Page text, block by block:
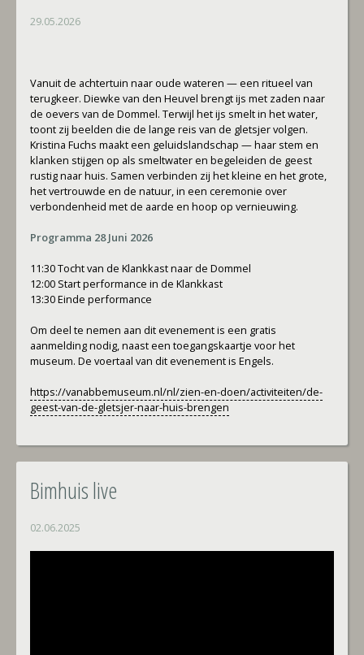
29.05.2026
Vanuit de achtertuin naar oude wateren — een ritueel van
terugkeer. Diewke van den Heuvel brengt ijs met zaden naar
de oevers van de Dommel. Terwijl het ijs smelt in het water,
toont zij beelden die de lange reis van de gletsjer volgen.
Kristina Fuchs maakt een geluidslandschap — haar stem en
klanken stijgen op als smeltwater en begeleiden de geest
rustig naar huis. Samen verbinden zij het kleine en het grote,
het vertrouwde en de natuur, in een ceremonie over
verbondenheid met de aarde en hoop op vernieuwing.
Programma 28 Juni 2026
11:30 Tocht van de Klankkast naar de Dommel
12:00 Start performance in de Klankkast
13:30 Einde performance
Om deel te nemen aan dit evenement is een gratis
aanmelding nodig, naast een toegangskaartje voor het
museum. De voertaal van dit evenement is Engels.
https://vanabbemuseum.nl/nl/zien-en-doen/activiteiten/de-
geest-van-de-gletsjer-naar-huis-brengen
Bimhuis live
02.06.2025